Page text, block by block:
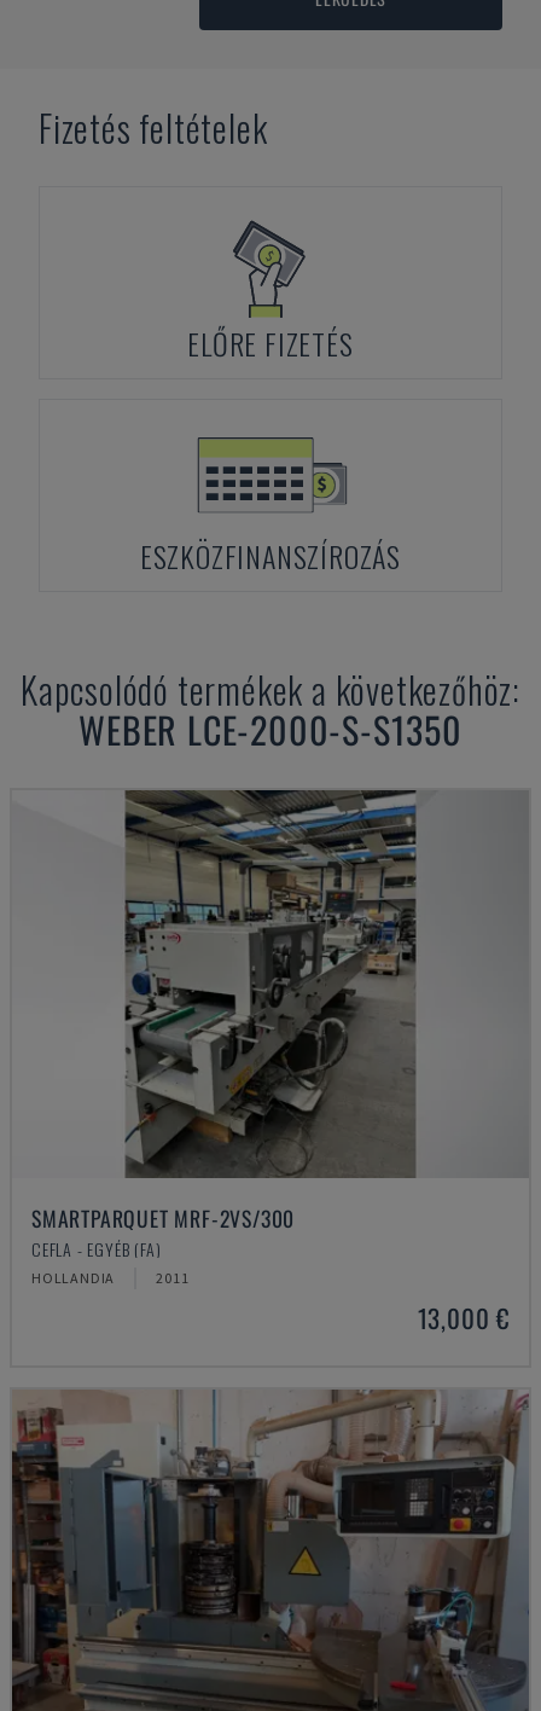
Fizetés feltételek
ELŐRE FIZETÉS
ESZKÖZFINANSZÍROZÁS
Kapcsolódó termékek a következőhöz:
WEBER LCE-2000-S-S1350
SMARTPARQUET MRF-2VS/300
CEFLA - EGYÉB (FA)
HOLLANDIA 2011
13,000 €